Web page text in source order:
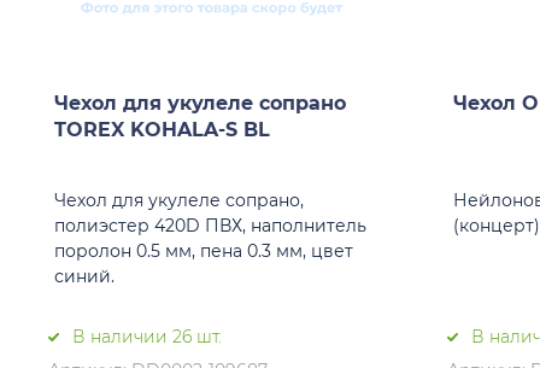
Чехол для укулеле сопрано
TOREX KOHALA-S BL
Чехол для укулеле сопрано,
полиэстер 420D ПВХ, наполнитель
поролон 0.5 мм, пена 0.3 мм, цвет
синий.
В наличии 26 шт.
Чехол
В